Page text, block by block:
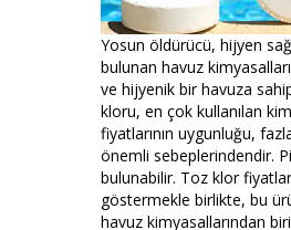
Yosun öldürücü, hijyen
bulunan havuz
ve hijyenik bir havuza
kloru, en çok kullanılan
fiyatlarının uygunluğu,
önemli sebeplerindendir.
bulunabilir. Toz klor
göstermekle birlikte, bu
havuz kimyasallarından